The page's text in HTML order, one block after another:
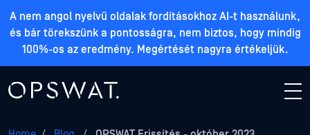
A nem angol nyelvű oldalak fordításokhoz AI-t használunk,
és bár törekszünk a pontosságra, nem biztos, hogy mindig
100%-os az eredmény. Megértését nagyra értékeljük.